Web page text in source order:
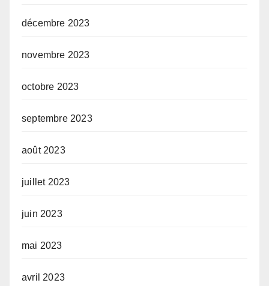
décembre 2023
novembre 2023
octobre 2023
septembre 2023
août 2023
juillet 2023
juin 2023
mai 2023
avril 2023